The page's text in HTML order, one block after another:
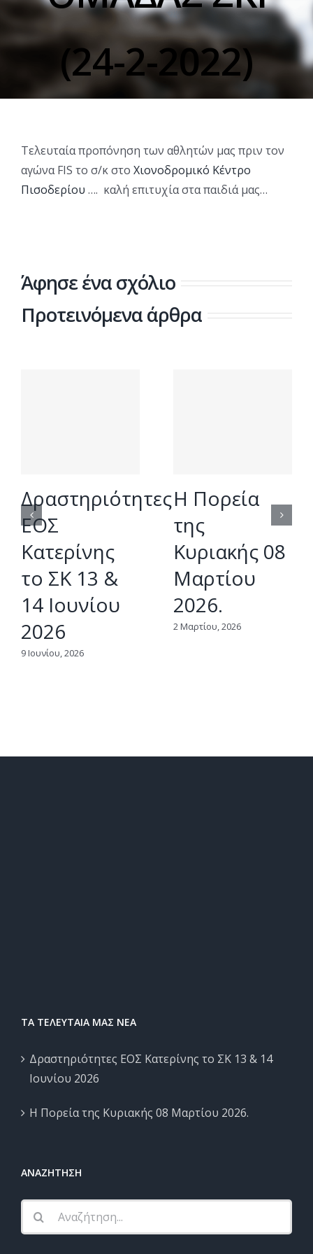
(24-2-2022)
Τελευταία προπόνηση των αθλητών μας πριν τον
αγώνα FIS το σ/κ στο Χιονοδρομικό Κέντρο
Πισοδερίου …. καλή επιτυχία στα παιδιά μας…
Άφησε ένα σχόλιο
Προτεινόμενα άρθρα
Δραστηριότητες
ΕΟΣ
Κατερίνης
το ΣΚ 13 &
14 Ιουνίου
2026
9 Ιουνίου, 2026
Η Πορεία
της
Κυριακής 08
Μαρτίου
2026.
2 Μαρτίου, 2026
ΤΑ ΤΕΛΕΥΤΑΙΑ ΜΑΣ ΝΕΑ
Δραστηριότητες ΕΟΣ Κατερίνης το ΣΚ 13 & 14
Ιουνίου 2026
Η Πορεία της Κυριακής 08 Μαρτίου 2026.
ΑΝΑΖΗΤΗΣΗ
Αναζήτηση
...